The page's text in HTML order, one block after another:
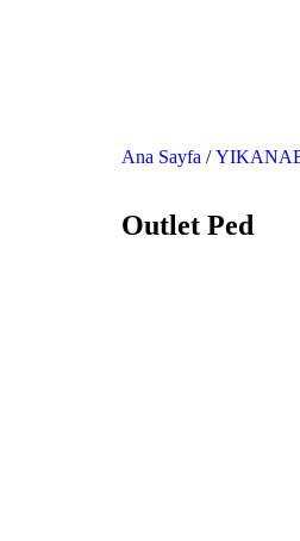
Ana Sayfa /
Outlet Ped